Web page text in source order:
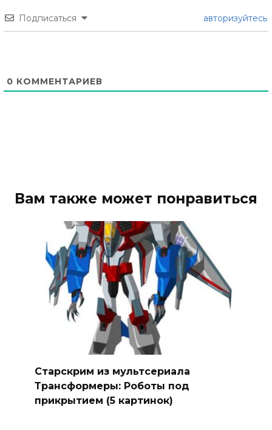
Подписаться авторизуйтесь
0 КОММЕНТАРИЕВ
Вам также может понравиться
Старскрим из мультсериала
Трансформеры: Роботы под
прикрытием (5 картинок)